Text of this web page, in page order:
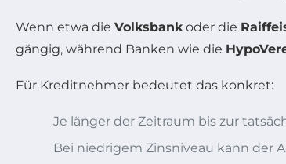
Wenn etwa die Volksbankoder die
gängig, während Banken wie die
Für Kreditnehmer bedeutet das konkret:
Je länger der Zeitraum bis zur
Bei niedrigem Zinsniveau kann der